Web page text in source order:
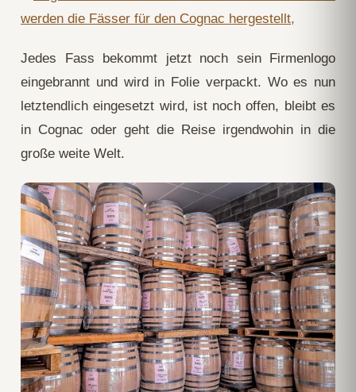
Jedes Fass bekommt jetzt noch sein Firmenlogo
eingebrannt und wird in Folie verpackt. Wo es nun
letztendlich eingesetzt wird, ist noch offen, bleibt es
in Cognac oder geht die Reise irgendwohin in die
große weite Welt.